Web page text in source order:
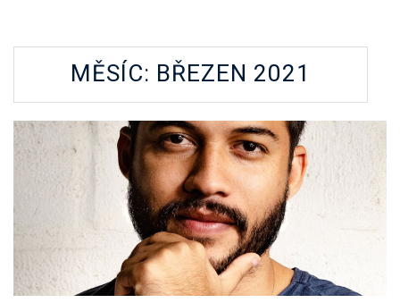
MĚSÍC: BŘEZEN 2021